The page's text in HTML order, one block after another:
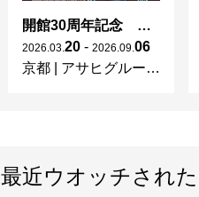
開館30周年記念 山本爲三郎・河井寬次郎没後60年記念 「共鳴 河井寬次郎 × 濱田庄司 ー山本爲三郎コレクションより」
2026 03 20 - 2026 09 06
京都
アサヒグループ大山崎山荘美術館
最近ウオッチされ